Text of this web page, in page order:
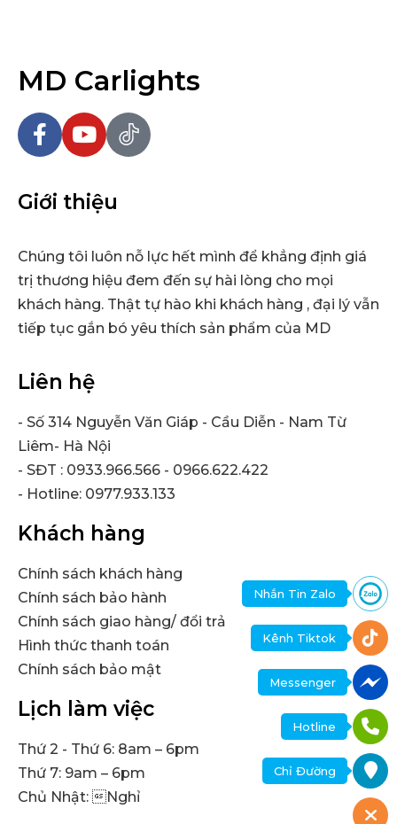
MD Carlights
Giới thiệu
Chúng tôi luôn nỗ lực hết mình để khẳng định giá
trị thương hiệu đem đến sự hài lòng cho mọi
khách hàng. Thật tự hào khi khách hàng , đại lý vẫn
tiếp tục gắn bó yêu thích sản phẩm của MD
Liên hệ
- Số 314 Nguyễn Văn Giáp - Cầu Diễn - Nam Từ
Liêm- Hà Nội
- SĐT : 0933.966.566 - 0966.622.422
- Hotline: 0977.933.133
Khách hàng
Chính sách khách hàng
Chính sách bảo hành
Chính sách giao hàng/ đổi trả
Hình thức thanh toán
Chính sách bảo mật
Lịch làm việc
Thứ 2 - Thứ 6: 8am – 6pm
Thứ 7: 9am – 6pm
Chủ Nhật: Nghỉ
Nhắn Tin Zalo
Kênh Tiktok
Messenger
Hotline
Chỉ Đường